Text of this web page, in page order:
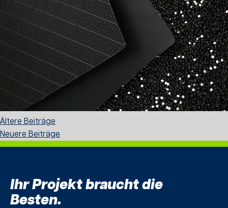
Posts
Navigation
Ältere Beiträge
Neuere Beiträge
Ihr Projekt braucht die
Besten.